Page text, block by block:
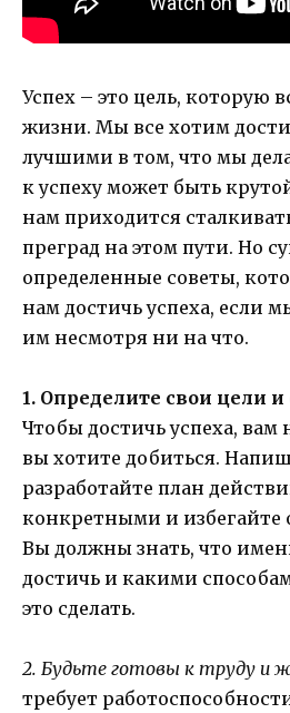
Успех – это цель, которую
жизни. Мы все хотим
лучшими в том, что мы
к успеху может быть
нам приходится
преград на этом пути. Но
определенные советы,
нам достичь успеха, если
им несмотря ни на что.
1. Определите свои цели и
Чтобы достичь успеха, вам
вы хотите добиться.
разработайте план
конкретными и
Вы должны знать, что
достичь и какими
это сделать.
2. Будьте готовы к труду и
требует